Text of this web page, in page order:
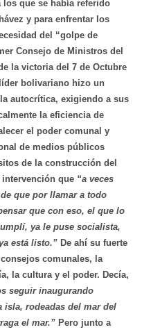
los que se había referido
y para enfrentar los
del “golpe de
Consejo de Ministros del
la victoria del 7 de Octubre
bolivariano hizo un
autocrítica, exigiendo a sus
la eficiencia de
el poder comunal y
de medios públicos
de la construcción del
que “a veces
que por llamar a todo
que con eso, el que lo
ya le puse socialista,
está listo.” De ahí su fuerte
comunales, la
la cultura y el poder. Decía,
seguir inaugurando
isla, rodeadas del mar del
el mar.”Pero junto a